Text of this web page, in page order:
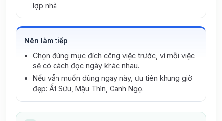
lợp nhà
Nên làm tiếp
Chọn đúng mục đích công việc trước, vì mỗi việc
sẽ có cách đọc ngày khác nhau.
Nếu vẫn muốn dùng ngày này, ưu tiên khung giờ
đẹp: Ất Sửu, Mậu Thìn, Canh Ngọ.